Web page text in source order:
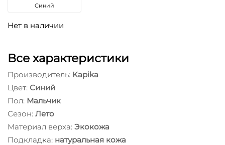
Синий
Нет в наличии
Все характеристики
Производитель: Kapika
Цвет: Синий
Пол: Мальчик
Сезон: Лето
Материал верха: Экокожа
Подкладка: натуральная кожа